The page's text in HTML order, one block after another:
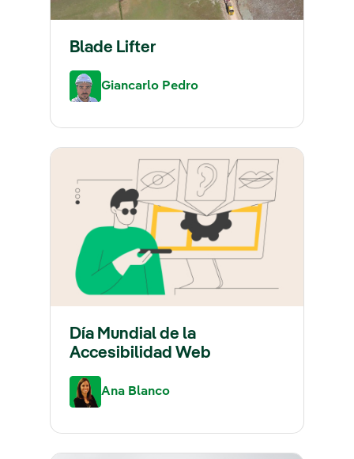
Blade Lifter
Giancarlo Pedro
Día Mundial de la
Accesibilidad Web
Ana Blanco